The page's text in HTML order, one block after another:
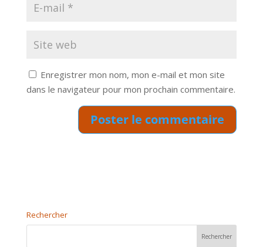
Enregistrer mon nom, mon e-mail et mon site
dans le navigateur pour mon prochain commentaire.
Rechercher